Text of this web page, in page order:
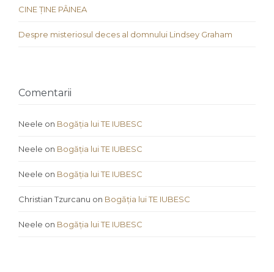
CINE ȚINE PÂINEA
Despre misteriosul deces al domnului Lindsey Graham
Comentarii
Neele on Bogăția lui TE IUBESC
Neele on Bogăția lui TE IUBESC
Neele on Bogăția lui TE IUBESC
Christian Tzurcanu on Bogăția lui TE IUBESC
Neele on Bogăția lui TE IUBESC